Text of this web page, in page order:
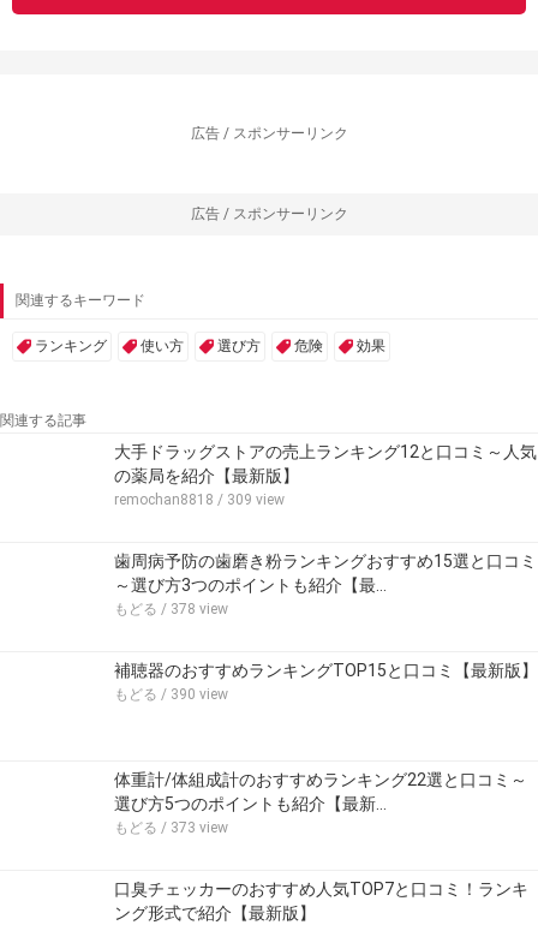
広告 / スポンサーリンク
広告 / スポンサーリンク
関連するキーワード
ランキング 使い方 選び方 危険 効果
関連する記事
大手ドラッグストアの売上ランキング12と口コミ～人気
の薬局を紹介【最新版】
remochan8818 / 309 view
歯周病予防の歯磨き粉ランキングおすすめ15選と口コミ
～選び方3つのポイントも紹介【最…
もどる / 378 view
補聴器のおすすめランキングTOP15と口コミ【最新版】
もどる / 390 view
体重計/体組成計のおすすめランキング22選と口コミ～
選び方5つのポイントも紹介【最新…
もどる / 373 view
口臭チェッカーのおすすめ人気TOP7と口コミ！ランキ
ング形式で紹介【最新版】